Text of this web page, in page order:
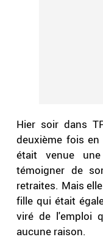
Hier soir dans
deuxième fois
était venue
témoigner de
retraites. Mais
fille qui était
viré de l'emploi
aucune raison.